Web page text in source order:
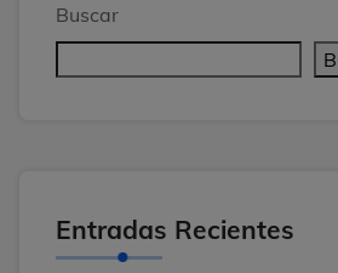
Buscar
Entradas Recientes